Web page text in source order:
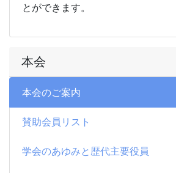
本会
本会のご案内
賛助会員リスト
学会のあゆみと歴代主要役員
とができます。